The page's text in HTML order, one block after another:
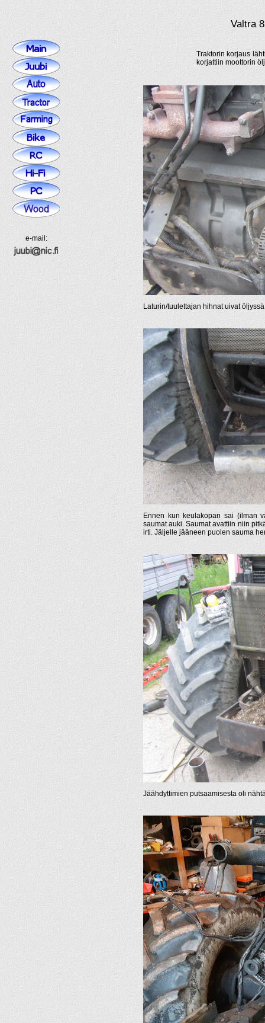
e-mail:
Valtra
Traktorin korjaus
korjattiin moottorin
Laturin/tuulettajan hihnat uivat
Ennen kun keulakopan sai (ilman
saumat auki. Saumat avattiin niin
irti. Jäljelle jääneen puolen sauma
Jäähdyttimien putsaamisesta oli